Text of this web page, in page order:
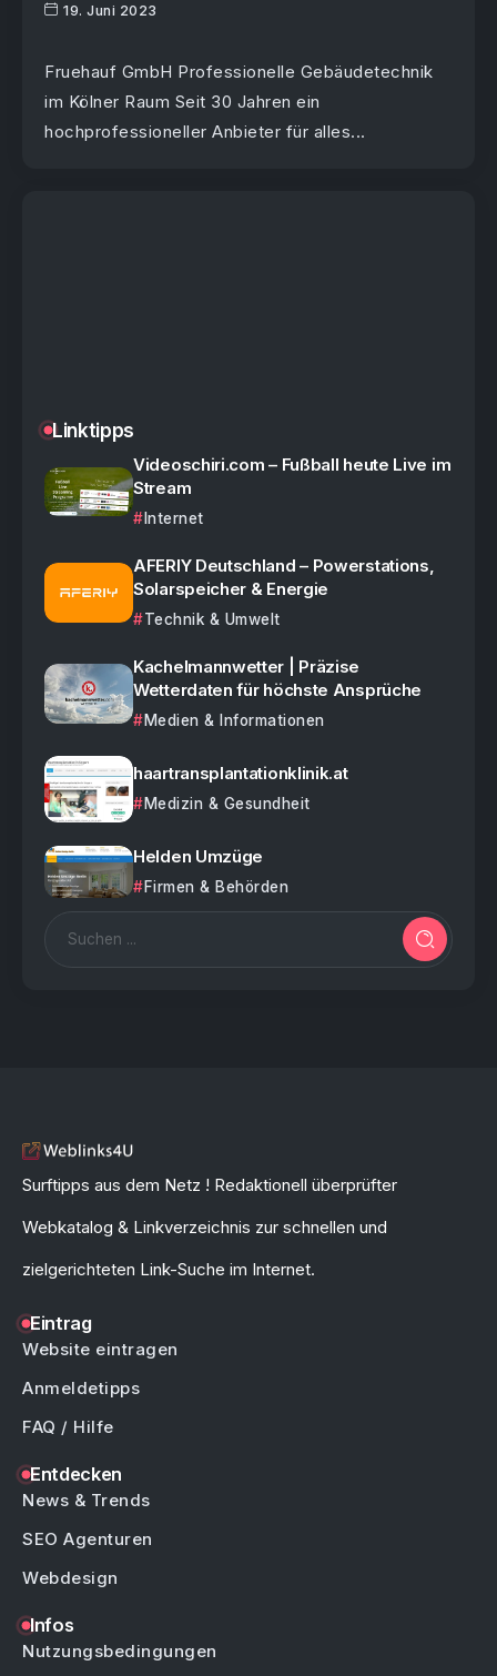
19. Juni 2023
Fruehauf GmbH Professionelle Gebäudetechnik
im Kölner Raum Seit 30 Jahren ein
hochprofessioneller Anbieter für alles...
Linktipps
Videoschiri.com – Fußball heute Live im
Stream
Internet
AFERIY Deutschland – Powerstations,
Solarspeicher & Energie
Technik & Umwelt
Kachelmannwetter | Präzise
Wetterdaten für höchste Ansprüche
Medien & Informationen
haartransplantationklinik.at
Medizin & Gesundheit
Helden Umzüge
Firmen & Behörden
Surftipps aus dem Netz ! Redaktionell überprüfter
Webkatalog & Linkverzeichnis zur schnellen und
zielgerichteten Link-Suche im Internet.
Eintrag
Website eintragen
Anmeldetipps
FAQ / Hilfe
Entdecken
News & Trends
SEO Agenturen
Webdesign
Infos
Nutzungsbedingungen